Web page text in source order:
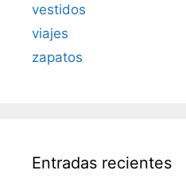
vestidos
viajes
zapatos
Entradas recientes